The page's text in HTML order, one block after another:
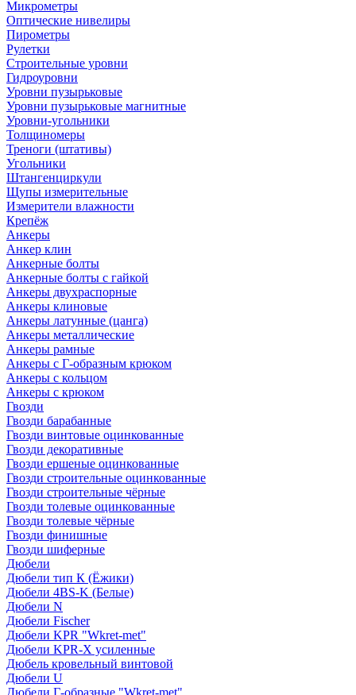
Микрометры
Оптические нивелиры
Пирометры
Рулетки
Строительные уровни
Гидроуровни
Уровни пузырьковые
Уровни пузырьковые магнитные
Уровни-угольники
Толщиномеры
Треноги (штативы)
Угольники
Штангенциркули
Щупы измерительные
Измерители влажности
Крепёж
Анкеры
Анкер клин
Анкерные болты
Анкерные болты с гайкой
Анкеры двухраспорные
Анкеры клиновые
Анкеры латунные (цанга)
Анкеры металлические
Анкеры рамные
Анкеры с Г-образным крюком
Анкеры с кольцом
Анкеры с крюком
Гвозди
Гвозди барабанные
Гвозди винтовые оцинкованные
Гвозди декоративные
Гвозди ершеные оцинкованные
Гвозди строительные оцинкованные
Гвозди строительные чёрные
Гвозди толевые оцинкованные
Гвозди толевые чёрные
Гвозди финишные
Гвозди шиферные
Дюбели
Дюбели тип К (Ёжики)
Дюбели 4BS-K (Белые)
Дюбели N
Дюбели Fischer
Дюбели KPR "Wkret-met"
Дюбели KPR-Х усиленные
Дюбель кровельный винтовой
Дюбели U
Дюбели Г-образные "Wkret-met"